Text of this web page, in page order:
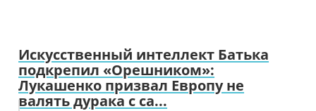
Искусственный интеллект Батька
подкрепил «Орешником»:
Лукашенко призвал Европу не
валять дурака с са...